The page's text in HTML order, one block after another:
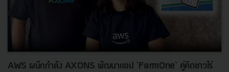
AWS ผนึกกำลัง AXONS พัฒนาแอป 'FarmOne' คู่คิดชาวไร่